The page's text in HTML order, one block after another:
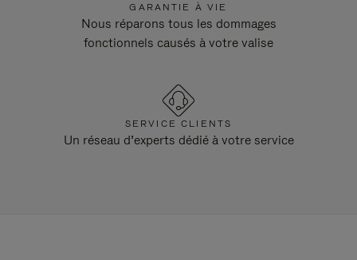
GARANTIE À VIE
Nous réparons tous les dommages
fonctionnels causés à votre valise
SERVICE CLIENTS
Un réseau d’experts dédié à votre service